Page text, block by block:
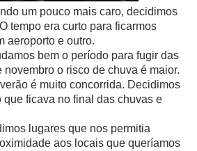
um pouco mais caro, decidimos
tempo era curto para ficarmos
aeroporto e outro.
bem o período para fugir das
novembro o risco de chuva é maior.
é muito concorrida. Decidimos
que ficava no final das chuvas e
lugares que nos permitia
aos locais que queríamos